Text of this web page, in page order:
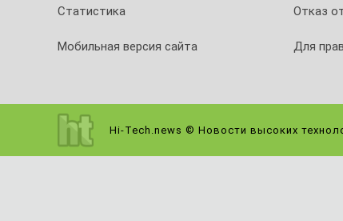
Статистика
Мобильная версия сайта
Отказ
Для
Hi-Tech.news © Новости высоких